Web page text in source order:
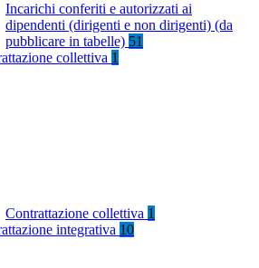
Incarichi conferiti e autorizzati ai
dipendenti (dirigenti e non dirigenti) (da
pubblicare in tabelle) 51
collettiva 1
Contrattazione collettiva 1
integrativa 10